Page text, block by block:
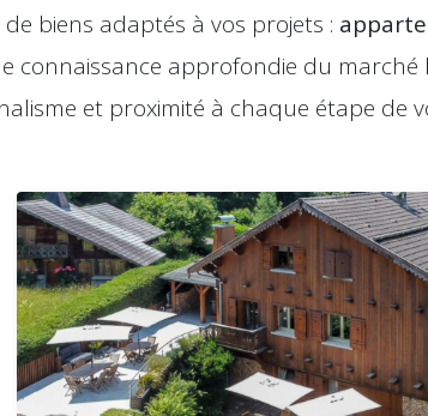
biens adaptés à vos projets :
connaissance approfondie du
et proximité à chaque étape de